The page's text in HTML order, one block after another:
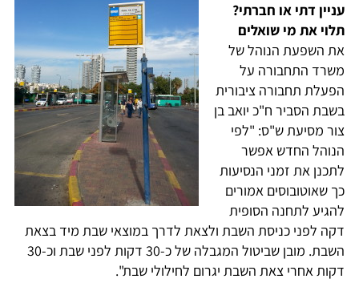
עניין דתי או חברתי?
תלוי את מי שואלים
את השפעת הנוהל של
משרד התחבורה על
הפעלת תחבורה ציבורית
בשבת הסביר ח"כ יואב בן
צור מסיעת ש"ס: "לפי
הנוהל החדש אפשר
לתכנן את זמני הנסיעות
כך שאוטובוסים אמורים
להגיע לתחנה הסופית
דקה לפני כניסת השבת ולצאת לדרך במוצאי שבת מיד בצאת
השבת. מובן שביטול המגבלה של כ-30 דקות לפני שבת וכ-30
דקות אחרי צאת השבת יגרום לחילולי שבת".